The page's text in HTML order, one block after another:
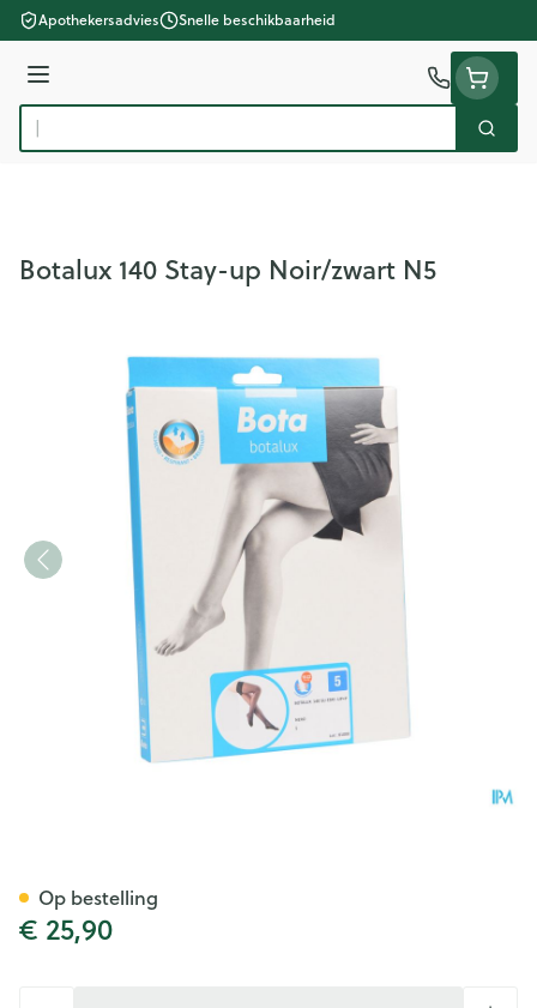
Ga naar de inhoud
Apothekersadvies Snelle beschikbaarheid
Menu
Product, merk, categorie... Zoek
Botalux 140 Stay-up Noir/zwart N5
€ 25,90
Op bestelling